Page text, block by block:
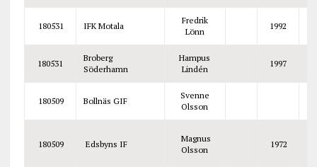
180531 IFK Motala
Fredrik
Lönn
1992
180531
Broberg
Söderhamn
Hampus
Lindén
1997
180509 Bollnäs GIF
Svenne
Olsson
180509 Edsbyns IF
Magnus
Olsson
1972